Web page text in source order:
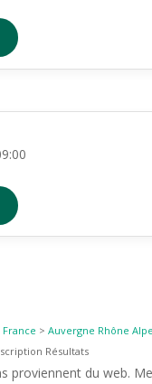
France > Auvergne Rhône
Résultats
proviennent du web.